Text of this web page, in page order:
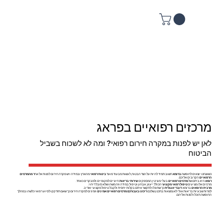
מרכזים רפואיים בפראג
לאן יש לפנות במקרה חירום רפואי? ומה לא לשכוח בשביל
הביטוח
כשאנחנו יוצאים לחופשהברומאחשוב תמיד להיות על הצד הבטוח, לעשות מבעוד מועדביטוח רפואימהארץ ובמידה ויש מקרה חירום לפנות אל אחדמהמרכזים
הרפואייםהקרובים אליכם.
רומאהיא ביתם שלמרכזים רפואייםבעלי מוניטין המספקיםשירותי בריאותחיוניים למקומיים ולמבקרים כאחד.
מרכזים אלו מציעיםטיפול רפואי מקצועיהכולל ייעוץ, אבחון וטיפול במידה וזה משהו שלא סובל דיחוי.
מרבית הרופאיםברומאדוברי אנגליתכך שתוכלו לתקשר איתם בקלות יחסית ולקבל טיפול מקצועי ואדיב.
למרות שבעיות בריאות אולי לא נמצאות בתכנון שלכםריכזנו בעבורכםמרכזים רפואיים אמיניםוזמינים למקרה חירום כך שאם תזדקקו לסיוע רפואי כלשהו במהלך
החופשה תוכלו לפנות אליהם.